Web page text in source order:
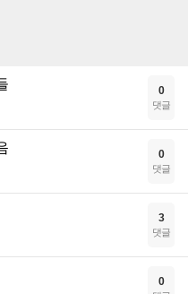
0
댓글
0
댓글
3
댓글
0